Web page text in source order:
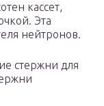
кассет,
Эта
нейтронов.
стержни для